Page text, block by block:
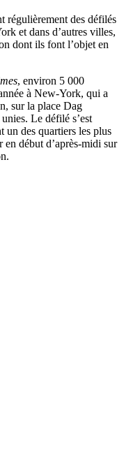
régulièrement des défilés
et dans d’autres villes,
dont ils font l’objet en
, environ 5 000
à New-York, qui a
sur la place Dag
Le défilé s’est
un des quartiers les plus
début d’après-midi sur